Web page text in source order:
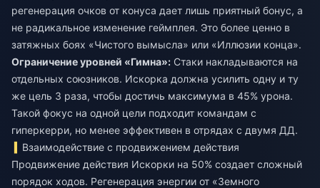
регенерация очков от конуса дает лишь приятный бонус, а
не радикальное изменение геймплея. Это более ценно в
затяжных боях «Чистого вымысла» или «Иллюзии конца».
Ограничение уровней «Гимна»: Стаки накладываются на
отдельных союзников. Искорка должна усилить одну и ту
же цель 3 раза, чтобы достичь максимума в 45% урона.
Такой фокус на одной цели подходит командам с
гиперкерри, но менее эффективен в отрядах с двумя ДД.
Взаимодействие с продвижением действия
Продвижение действия Искорки на 50% создает сложный
порядок ходов. Регенерация энергии от «Земного